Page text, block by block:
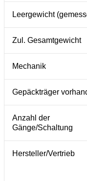
Leergewicht
Zul. Gesamtgewicht
Mechanik
Gepäckträger
Anzahl der
Gänge/Schaltung
Hersteller/Vertrieb